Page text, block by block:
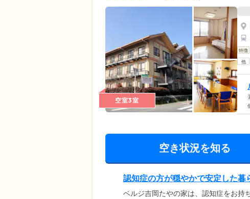
空室3室
空き状況を知る
認知症の方が穏やかで安定した
ベルジ吉岡たやの家は、認知症をお持